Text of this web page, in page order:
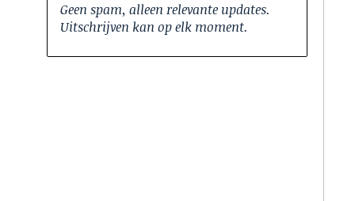
Geen spam, alleen relevante updates.
Uitschrijven kan op elk moment.